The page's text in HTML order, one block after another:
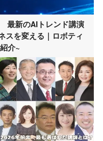
最新のAIトレンド講演
スを変える｜ロボティ
介~